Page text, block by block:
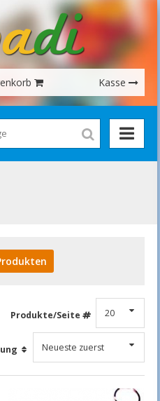
Kasse
Produkte/Seite